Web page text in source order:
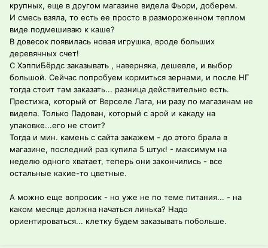
крупных, еще в другом магазине видела Фьори, доберем.
И смесь взяла, то есть ее просто в размороженном теплом
виде подмешиваю к каше?
В довесок появилась новая игрушка, вроде больших
деревянных счет!
С ХэппиБёрдс заказывать , наверняка, дешевле, и выбор
большой. Сейчас попробуем кормиться зернами, и после НГ
тогда стоит там заказать... разница действительно есть.
Престижа, который от Верселе Лага, ни разу по магазинам не
видела. Только Падован, который с арой и какаду на
упаковке...его не стоит?
Тогда и мин. камень с сайта закажем - до этого брала в
магазине, последний раз купила 5 штук! - максимум на
неделю одного хватает, теперь они закончились - все
остальные какие-то цветные.
А можно еще вопросик - но уже не по теме питания... - на
каком месяце должна начаться линька? Надо
ориентироваться... клетку будем заказывать побольше.